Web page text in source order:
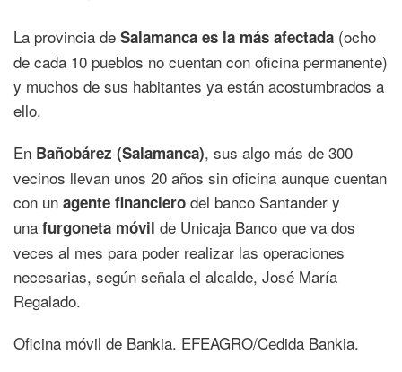
La provincia de Salamanca es la más afectada (ocho
de cada 10 pueblos no cuentan con oficina permanente)
y muchos de sus habitantes ya están acostumbrados a
ello.
En Bañobárez (Salamanca), sus algo más de 300
vecinos llevan unos 20 años sin oficina aunque cuentan
con un agente financiero del banco Santander y
una furgoneta móvil de Unicaja Banco que va dos
veces al mes para poder realizar las operaciones
necesarias, según señala el alcalde, José María
Regalado.
Oficina móvil de Bankia. EFEAGRO/Cedida Bankia.